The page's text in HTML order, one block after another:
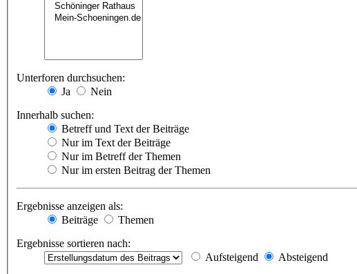
Unterforen durchsuchen:
Ja
Nein
Innerhalb suchen:
Betreff und Text der Beiträge
Nur im Text der Beiträge
Nur im Betreff der Themen
Nur im ersten Beitrag der Themen
Ergebnisse anzeigen als:
Beiträge
Themen
Ergebnisse sortieren nach:
Aufsteigend
Absteigend